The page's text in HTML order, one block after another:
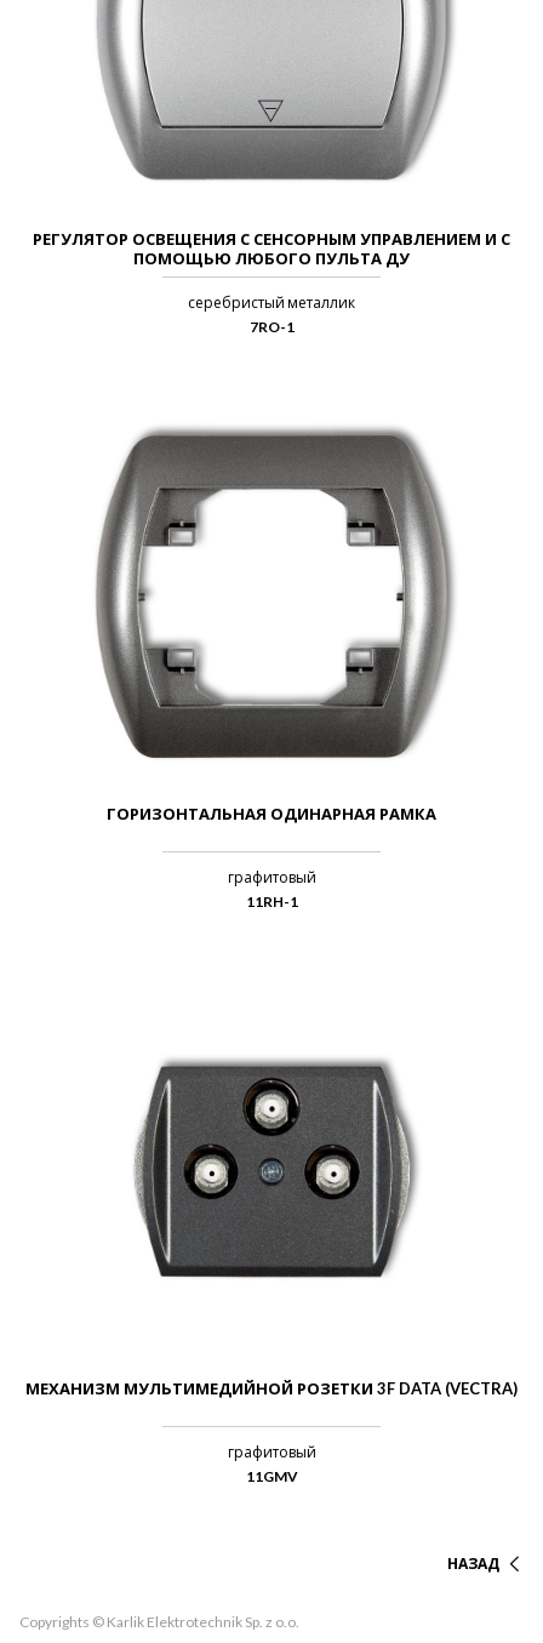
РЕГУЛЯТОР ОСВЕЩЕНИЯ С СЕНСОРНЫМ УПРАВЛЕНИЕМ И С
ПОМОЩЬЮ ЛЮБОГО ПУЛЬТА ДУ
серебристый металлик
7RO-1
ГОРИЗОНТАЛЬНАЯ ОДИНАРНАЯ РАМКА
графитовый
11RH-1
МЕХАНИЗМ МУЛЬТИМЕДИЙНОЙ РОЗЕТКИ 3F DATA (VECTRA)
графитовый
11GMV
НАЗАД
Copyrights © Karlik Elektrotechnik Sp. z o.o.